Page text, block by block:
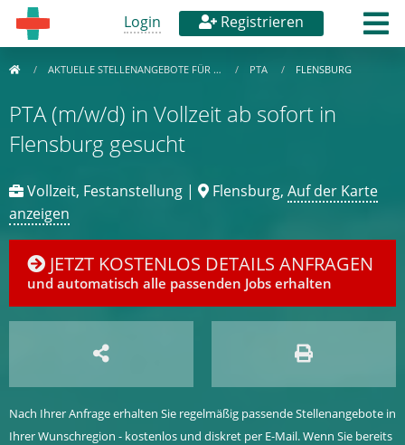
Login Registrieren
AKTUELLE STELLENANGEBOTE FÜR … PTA FLENSBURG
PTA (m/w/d) in Vollzeit ab sofort in
Flensburg gesucht
Vollzeit, Festanstellung | Flensburg, Auf der Karte
anzeigen
JETZT KOSTENLOS DETAILS ANFRAGEN
und automatisch alle passenden Jobs erhalten
Nach Ihrer Anfrage erhalten Sie regelmäßig passende Stellenangebote in
Ihrer Wunschregion - kostenlos und diskret per E-Mail. Wenn Sie bereits